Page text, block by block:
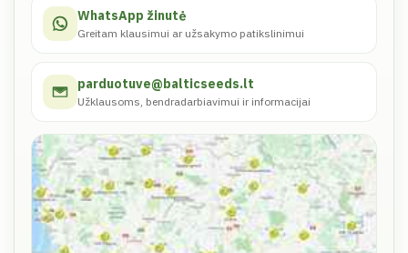
WhatsApp žinutė
Greitam klausimui ar užsakymo patikslinimui
parduotuve@balticseeds.lt
Užklausoms, bendradarbiavimui ir informacijai